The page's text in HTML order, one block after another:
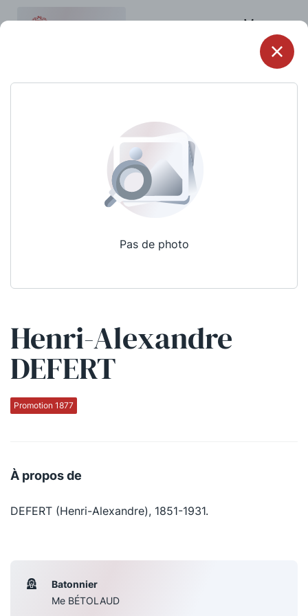
Menu
Pas de photo
Henri-Alexandre
DEFERT
Promotion 1877
À propos de
DEFERT (Henri-Alexandre), 1851-1931.
Batonnier
Me BÉTOLAUD
Qui sommes-nous ?
La Conférence
La défense pénale
Le Concours de la Conférence
La Petite Conférence